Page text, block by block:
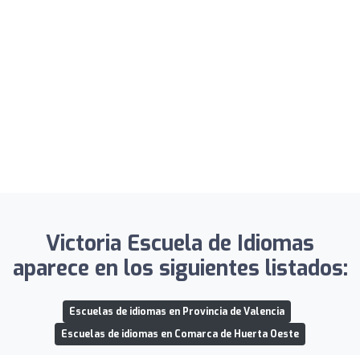
Victoria Escuela de Idiomas
aparece en los siguientes listados:
Escuelas de idiomas en Provincia de Valencia
Escuelas de idiomas en Comarca de Huerta Oeste